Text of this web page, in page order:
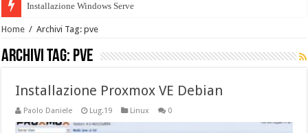
Installazione Windows Server 2022
Home / Archivi Tag: pve
Archivi Tag: pve
Installazione Proxmox VE Debian
Paolo Daniele Lug.19 Linux 0